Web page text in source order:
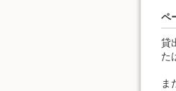
ペ
貸
た
ま